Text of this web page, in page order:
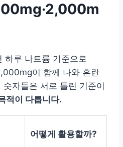
하루 나트륨 기준으로
이 함께 나와 혼란
자들은 서로 틀린 기준이
적이 다릅니다.
어떻게 활용할까?